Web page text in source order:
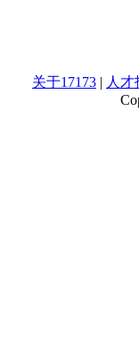
关于17173 | 人才